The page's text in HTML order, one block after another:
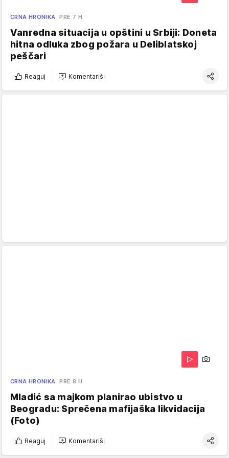
CRNA HRONIKA PRE 7 H
Vanredna situacija u opštini u Srbiji: Doneta
hitna odluka zbog požara u Deliblatskoj
peščari
Reaguj Komentariši
CRNA HRONIKA PRE 8 H
Mladić sa majkom planirao ubistvo u
Beogradu: Sprečena mafijaška likvidacija
(Foto)
Reaguj Komentariši